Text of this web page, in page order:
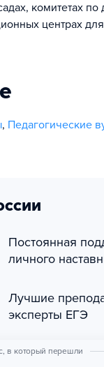
комитетах
центрах
, Педагогические
Постоянная
личного
Лучшие
эксперты ЕГЭ
в который перешли